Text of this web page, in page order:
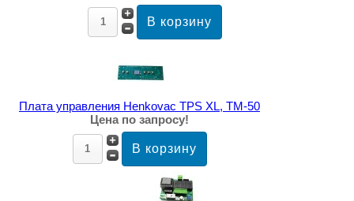
Плата управления Henkovac TPS XL, TM-50
Цена по запросу!